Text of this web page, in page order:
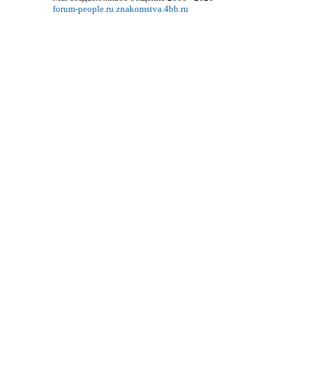
forum-people.ru znakomstva.4bb.ru